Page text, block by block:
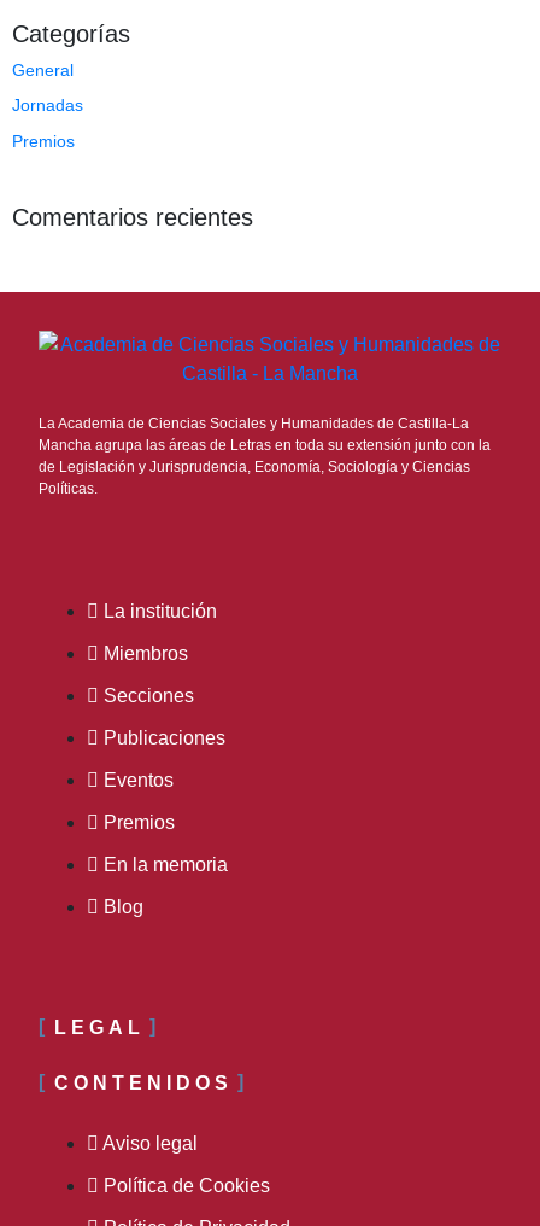
Categorías
General
Jornadas
Premios
Comentarios recientes
La Academia de Ciencias Sociales y Humanidades de Castilla-La
Mancha agrupa las áreas de Letras en toda su extensión junto con la
de Legislación y Jurisprudencia, Economía, Sociología y Ciencias
Políticas.
La institución
Miembros
Secciones
Publicaciones
Eventos
Premios
En la memoria
Blog
LEGAL
CONTENIDOS
Aviso legal
Política de Cookies